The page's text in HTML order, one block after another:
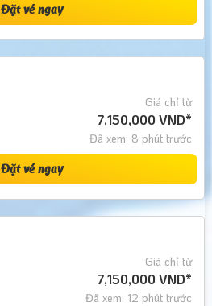
Đặt vé ngay
Giá chỉ từ
7,150,000 VND*
Đã xem: 8 phút trước
Đặt vé ngay
Giá chỉ từ
7,150,000 VND*
Đã xem: 12 phút trước